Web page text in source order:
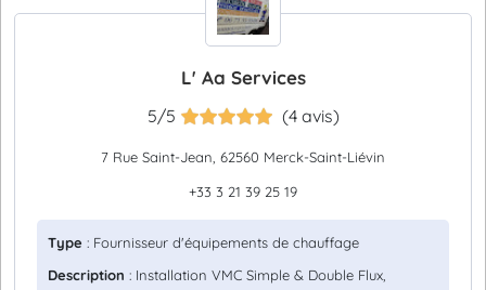
L' Aa Services
5/5 (4 avis)
7 Rue Saint-Jean, 62560 Merck-Saint-Liévin
+33 3 21 39 25 19
Type : Fournisseur d'équipements de chauffage
Description : Installation VMC Simple & Double Flux,